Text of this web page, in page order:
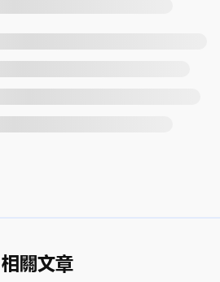
相關文章